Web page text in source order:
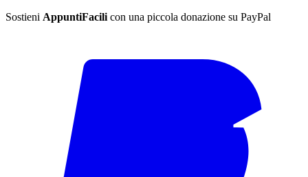
Sostieni AppuntiFacili con una piccola donazione su PayPal